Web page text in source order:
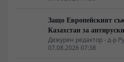
Защо Европейският
Казахстан за
Дежурен редактор - д-р
07.08.2026 07:38